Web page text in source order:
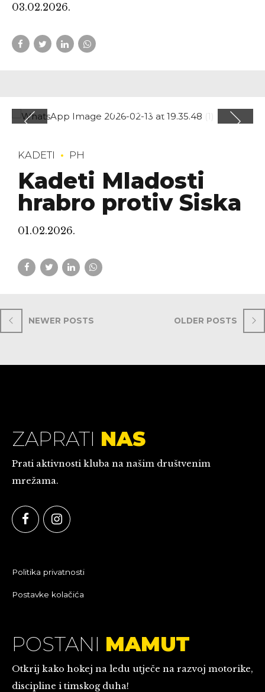
03.02.2026.
KADETI PH
Kadeti Mladosti
hrabro protiv Siska
01.02.2026.
NEWER POSTS OLDER POSTS
ZAPRATI NAS
Prati aktivnosti kluba na našim društvenim
mrežama.
Politika privatnosti
Postavke kolačića
POSTANI MAMUT
Otkrij kako hokej na ledu utječe na razvoj motorike,
discipline i timskog duha!